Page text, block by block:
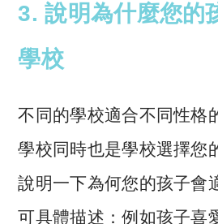
3. 說明為什麼您的
學校
不同的學校適合不同性格
學校同時也是學校選擇您
說明一下為何您的孩子會
可具體描述：例如孩子喜